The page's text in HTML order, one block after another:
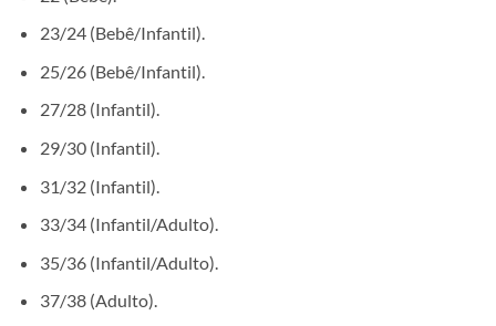
23/24 (Bebê/Infantil).
25/26 (Bebê/Infantil).
27/28 (Infantil).
29/30 (Infantil).
31/32 (Infantil).
33/34 (Infantil/Adulto).
35/36 (Infantil/Adulto).
37/38 (Adulto).